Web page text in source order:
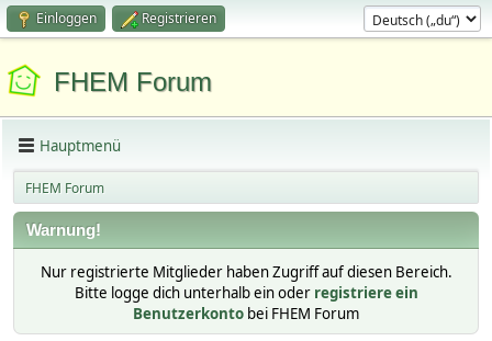
Einloggen Registrieren
FHEM Forum
Hauptmenü
FHEM Forum
Warnung!
Nur registrierte Mitglieder haben Zugriff auf diesen Bereich.
Bitte logge dich unterhalb ein oder registriere ein
Benutzerkonto bei FHEM Forum